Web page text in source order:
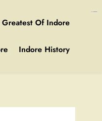
Greatest Of Indore
Indore History